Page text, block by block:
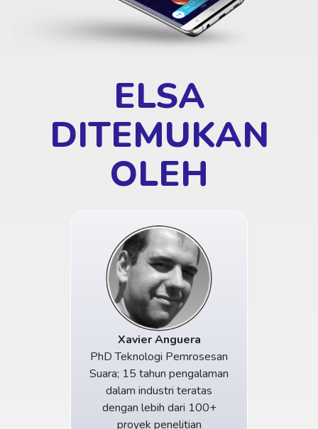
ELSA
DITEMUKAN
OLEH
Xavier Anguera
PhD Teknologi Pemrosesan
Suara; 15 tahun pengalaman
dalam industri teratas
dengan lebih dari 100+
proyek penelitian